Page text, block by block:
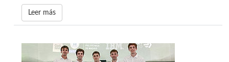
Leer más